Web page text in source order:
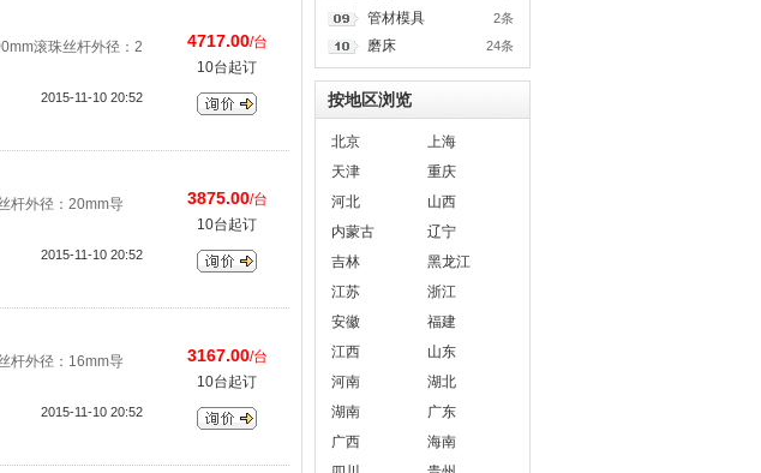
滚珠丝杆外径：2
2015-11-10 20:52
4717.00/台
10台起订
杆外径：20mm导
2015-11-10 20:52
3875.00/台
10台起订
杆外径：16mm导
2015-11-10 20:52
3167.00/台
10台起订
2条
管材模具
24条
磨床
按地区浏览
北京
上海
天津
重庆
河北
山西
内蒙古
辽宁
吉林
黑龙江
江苏
浙江
安徽
福建
江西
山东
河南
湖北
湖南
广东
广西
海南